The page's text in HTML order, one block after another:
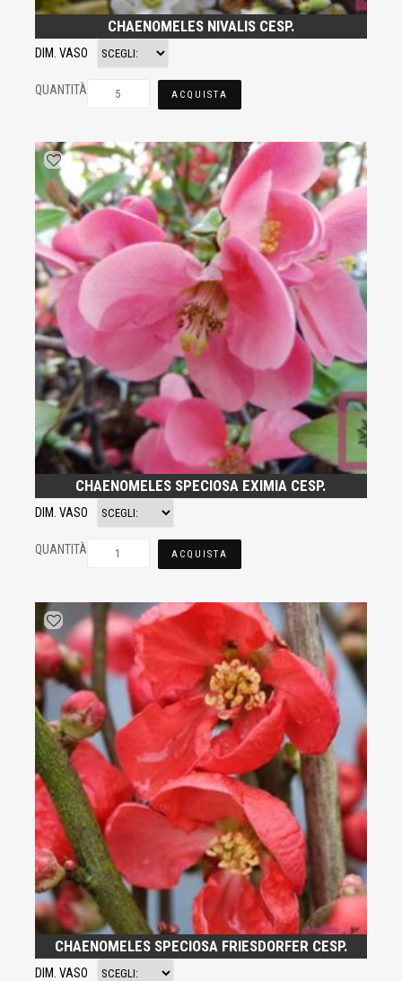
CHAENOMELES NIVALIS CESP.
DIM. VASO
QUANTITÀ ACQUISTA
CHAENOMELES SPECIOSA EXIMIA CESP.
DIM. VASO
QUANTITÀ ACQUISTA
CHAENOMELES SPECIOSA FRIESDORFER CESP.
DIM. VASO